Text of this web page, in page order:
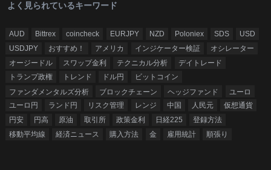
よく見られているキーワード
AUD Bittrex coincheck EURJPY NZD Poloniex SDS
USD
USDJPY
おすすめ！ アメリカ インジケーター検証
オシレーター
オージードル
スワップ金利 テクニカル分析
デイトレード
トランプ政権
トレンド ドル円
ビットコイン
ファンダメンタルズ分析
ブロックチェーン ヘッジファンド
ユーロ
ユーロ円
ランド円 リスク管理 レンジ 中国 人民元
仮想通貨
円安
円高 原油 取引所 政策金利 日経225
登録方法
移動平均線
経済ニュース 購入方法 金 雇用統計 順張り